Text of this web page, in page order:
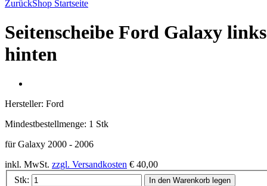
ZurückShop Startseite
Seitenscheibe Ford Galaxy links
hinten
Hersteller: Ford
Mindestbestellmenge: 1 Stk
für Galaxy 2000 - 2006
inkl. MwSt. zzgl. Versandkosten € 40,00
Stk:
In den Warenkorb legen